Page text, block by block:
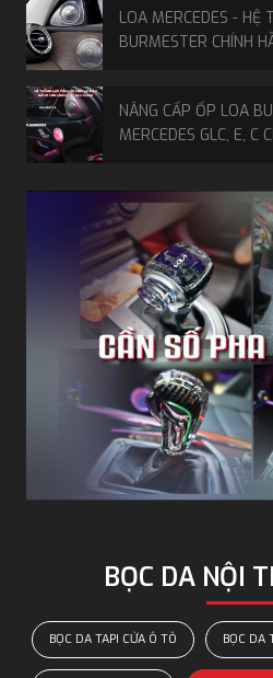
LOA MERCEDES - HỆ
BURMESTER CHÍNH
NÂNG CẤP ỐP LOA
MERCEDES GLC, E, C
BỌC DA NỘI
BỌC DA TAPI CỬA Ô TÔ BỌC DA